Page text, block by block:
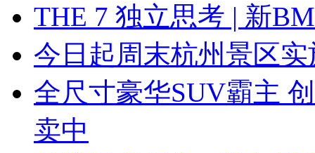
THE 7 独立思考 | 新
今日起周末杭州景区
全尺寸豪华SUV霸主
卖中